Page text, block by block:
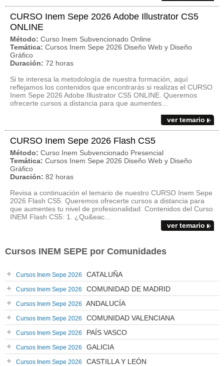
CURSO Inem Sepe 2026 Adobe Illustrator CS5
ONLINE
Método: Curso Inem Subvencionado Online
Temática: Cursos Inem Sepe 2026 Diseño Web y Diseño
Gráfico
Duración: 72 horas
Si te interesa la metodología de nuestra formación, aquí
reflejamos los contenidos que encontrarás si realizas el CURSO
Inem Sepe 2026 Adobe Illustrator CS5 ONLINE. Queremos
ofrecerte cursos a distancia para que aumentes...
ver temario
CURSO Inem Sepe 2026 Flash CS5
Método: Curso Inem Subvencionado Presencial
Temática: Cursos Inem Sepe 2026 Diseño Web y Diseño
Gráfico
Duración: 82 horas
Revisa a continuación el temario de nuestro CURSO Inem Sepe
2026 Flash CS5. Queremos ofrecerte cursos a distancia para
que aumentes tu nivel de profesionalidad. Contenidos del Curso
INEM Flash CS5: 1. ¿Qu&eac...
ver temario
Cursos INEM SEPE por Comunidades
Cursos Inem Sepe 2026 CATALUÑA
Cursos Inem Sepe 2026 COMUNIDAD DE MADRID
Cursos Inem Sepe 2026 ANDALUCÍA
Cursos Inem Sepe 2026 COMUNIDAD VALENCIANA
Cursos Inem Sepe 2026 PAÍS VASCO
Cursos Inem Sepe 2026 GALICIA
Cursos Inem Sepe 2026 CASTILLA Y LEÓN